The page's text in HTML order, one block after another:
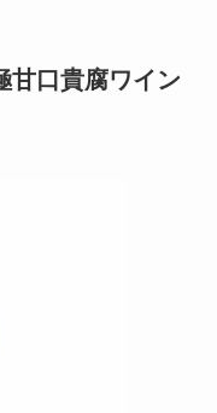
甘口貴腐ワイン